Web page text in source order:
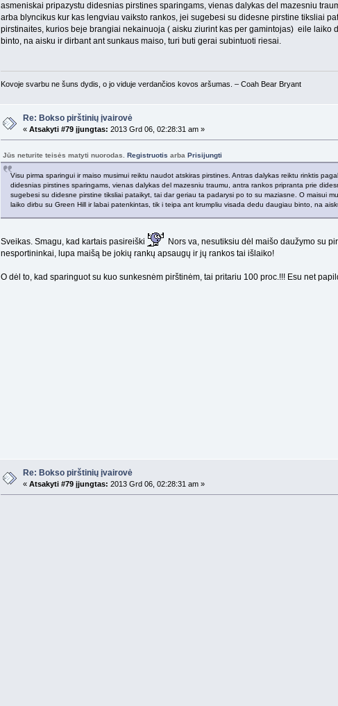
asmeniskai pripazystu didesnias pirstines sparingams, vienas dalykas del mazesniu
arba blyncikus kur kas lengviau vaiksto rankos, jei sugebesi su didesne pirstine tiksliai
pirstinaites, kurios beje brangiai nekainuoja ( aisku ziurint kas per gamintojas) eile
binto, na aisku ir dirbant ant sunkaus maiso, turi buti gerai subintuoti riesai.
Kovoje svarbu ne šuns dydis, o jo viduje verdančios kovos aršumas. – Coah Bear Bryant
Re: Bokso pirštinių įvairovė
«Atsakyti #79 įjungtas: 2013 Grd 06, 02:28:31 am »
Jūs neturite teisės matyti nuorodas. Registruotis arba Prisijungti
Visu pirma sparingui ir maiso musimui reiktu naudot atskiras pirstines. Antras dalykas reiktu rinktis
didesnias pirstines sparingams, vienas dalykas del mazesniu traumu, antra rankos pripranta prie
sugebesi su didesne pirstine tiksliai pataikyt, tai dar geriau ta padarysi po to su maziasne. O maisui
laiko dirbu su Green Hill ir labai patenkintas, tik i teipa ant krumpliu visada dedu daugiau binto, na
Sveikas. Smagu, kad kartais pasireiški
Nors va, nesutiksiu dėl maišo daužymo su
nesportininkai, lupa maišą be jokių rankų apsaugų ir jų rankos tai išlaiko!
O dėl to, kad sparinguot su kuo sunkesnėm pirštinėm, tai pritariu 100 proc.!!! Esu net
Re: Bokso pirštinių įvairovė
«Atsakyti #79 įjungtas: 2013 Grd 06, 02:28:31 am »